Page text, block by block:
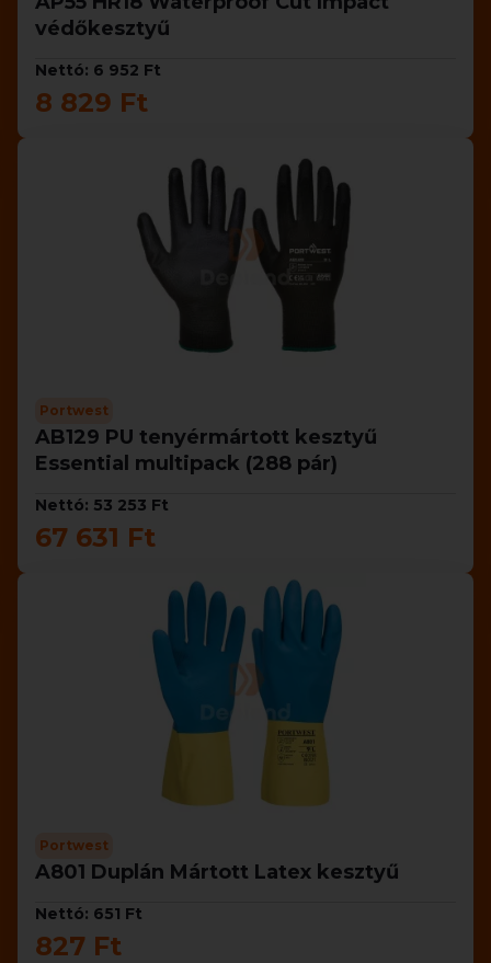
védőkesztyű
Nettó: 6 952 Ft
8 829 Ft
Portwest
AB129 PU tenyérmártott kesztyű
Essential multipack (288 pár)
Nettó: 53 253 Ft
67 631 Ft
Portwest
A801 Duplán Mártott Latex kesztyű
Nettó: 651 Ft
827 Ft